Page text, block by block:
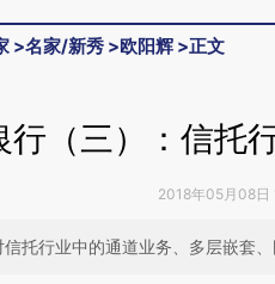
>名家/新秀 >欧阳辉 >正文
行（三）：信托
2018年05月08日
托行业中的通道业务、多层嵌套